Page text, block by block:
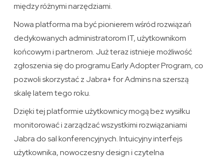
między różnymi narzędziami.
Nowa platforma ma być pionierem wśród rozwiązań
dedykowanych administratorom IT, użytkownikom
końcowym i partnerom. Już teraz istnieje możliwość
zgłoszenia się do programu Early Adopter Program, co
pozwoli skorzystać z Jabra+ for Admins na szerszą
skalę latem tego roku.
Dzięki tej platformie użytkownicy mogą bez wysiłku
monitorować i zarządzać wszystkimi rozwiązaniami
Jabra do sal konferencyjnych. Intuicyjny interfejs
użytkownika, nowoczesny design i czytelna